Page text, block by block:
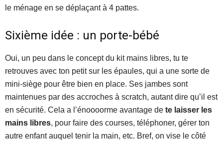
le ménage en se déplaçant à 4 pattes.
Sixième idée : un porte-bébé
Oui, un peu dans le concept du kit mains libres, tu te
retrouves avec ton petit sur les épaules, qui a une sorte de
mini-siège pour être bien en place. Ses jambes sont
maintenues par des accroches à scratch, autant dire qu’il est
en sécurité. Cela a l’énoooorme avantage de te laisser les
mains libres, pour faire des courses, téléphoner, gérer ton
autre enfant auquel tenir la main, etc. Bref, on vise le côté